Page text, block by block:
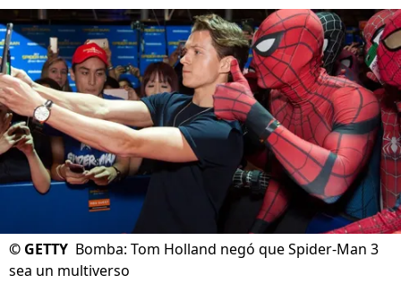
© GETTY Bomba: Tom Holland negó que Spider-Man 3
sea un multiverso